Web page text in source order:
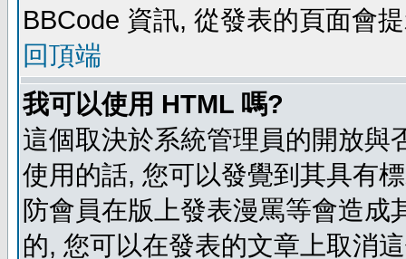
BBCode 資訊, 從發表的頁面會
回頂端
我可以使用 HTML 嗎?
這個取決於系統管理員的開放與
使用的話, 您可以發覺到其具有
防會員在版上發表漫罵等會造
的, 您可以在發表的文章上取消